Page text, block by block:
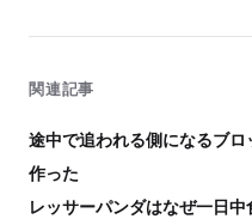
関連記事
途中で追われる側になるブ
作った
レッサーパンダはなぜ一日